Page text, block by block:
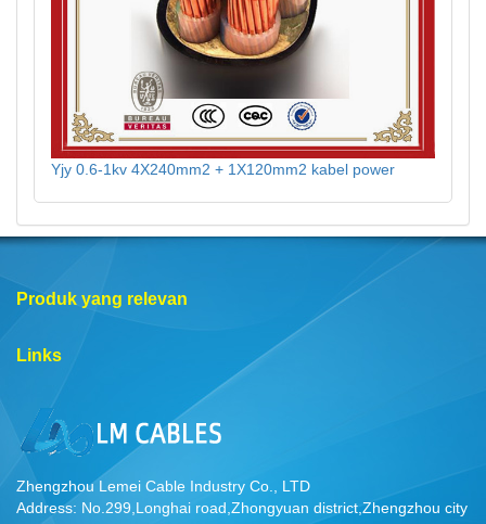
Yjy 0.6-1kv 4X240mm2 + 1X120mm2 kabel power
Produk yang relevan
Links
Zhengzhou Lemei Cable Industry Co., LTD
Address: No.299,Longhai road,Zhongyuan district,Zhengzhou city